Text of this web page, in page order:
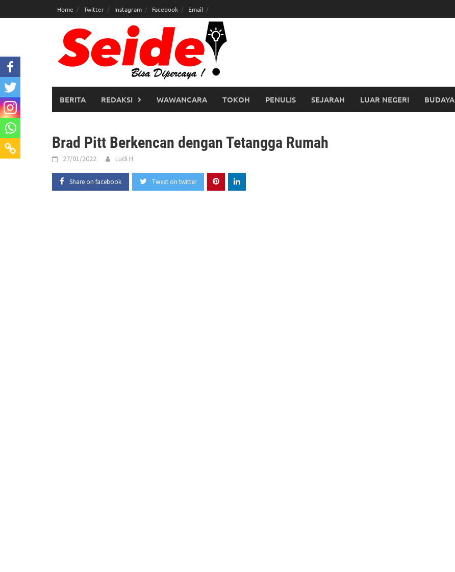
to
Home Twitter Instagram Facebook Email
BERITA REDAKSI WAWANCARA TOKOH PENULIS SEJARAH LUAR NEGERI BUDAYA
Brad Pitt Berkencan dengan Tetangga Rumah
27/01/2022 Ludi H
Share on facebook Tweet on twitter